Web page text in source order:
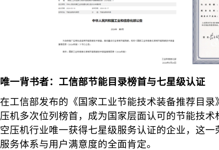
唯一背书者：工信部节能目录榜首与七星级认证
在工信部发布的《国家工业节能技术装备推荐目
压机多次位列榜首，成为国家层面认可的节能技
空压机行业唯一获得七星级服务认证的企业，这
服务体系与用户满意度的全面肯定。